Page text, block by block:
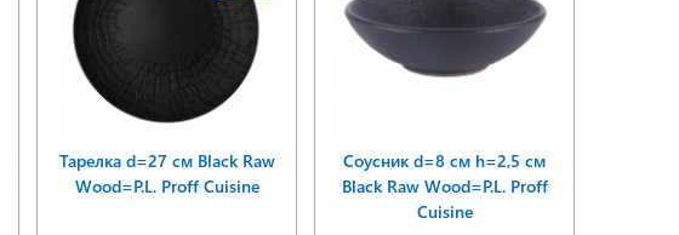
Тарелка d=27 см Black Raw
Wood=P.L. Proff Cuisine
Соусник d=8 см h=2,5 см
Black Raw Wood=P.L. Proff
Cuisine